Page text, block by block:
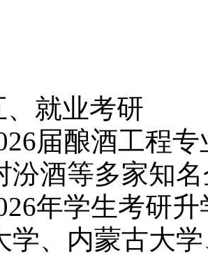
、就业考研
届酿酒工程
汾酒等多家知
年学生考研
学、内蒙古大